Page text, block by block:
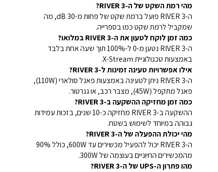
מהי רמת השקט של ה-RIVER 3?
ה-RIVER 3 פועל ברמת שקט של פחות מ-30 dB, מה
שמקביל לרמת שקט כמו בספרייה.
כמה זמן לוקח לטעון את ה-RIVER 3 במלואו?
ה-RIVER 3 נטען מ-0 ל-100% תוך שעה אחת בלבד
באמצעות טכנולוגיית X-Stream.
אילו אפשרויות טעינה זמינות ל-RIVER 3?
ה-RIVER 3 ניתן לטעינה באמצעות פאנל סולארי (110W),
פאנל מתקפל (45W), מצבר רכב, או גנרטור.
כמה זמן מחזיקה ההשקעה ב-RIVER 3?
ההשקעה ב-RIVER 3 מחזיקה כ-10 שנים, בזכות עמידות
גבוהה במיוחד לשימוש בשטח.
מהי יכולת ההפעלה של ה-RIVER 3?
ה-RIVER 3 יכול להפעיל מכשירים עד 600W, כולל 90%
מהמכשירים החיוניים בעוצמה של 300W.
מהו פתרון ה-UPS של ה-RIVER 3?